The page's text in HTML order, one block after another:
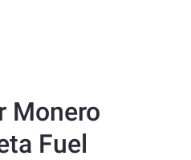
Monero
Fuel